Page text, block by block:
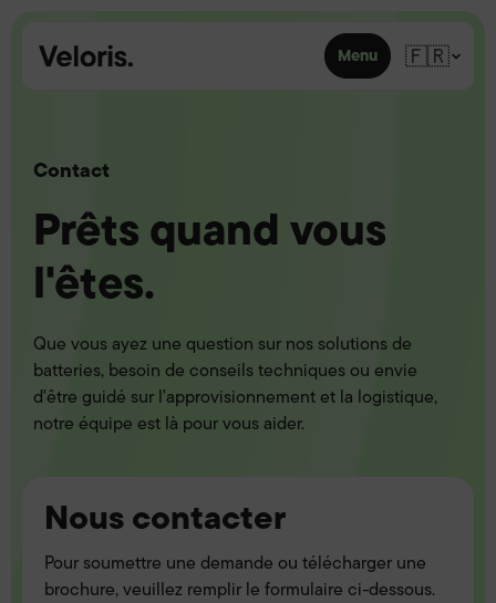
Menu 🇫🇷
Contact
Prêts quand vous
l'êtes.
Que vous ayez une question sur nos solutions de
batteries, besoin de conseils techniques ou envie
d'être guidé sur l'approvisionnement et la logistique,
notre équipe est là pour vous aider.
Nous contacter
Pour soumettre une demande ou télécharger une
brochure, veuillez remplir le formulaire ci-dessous.